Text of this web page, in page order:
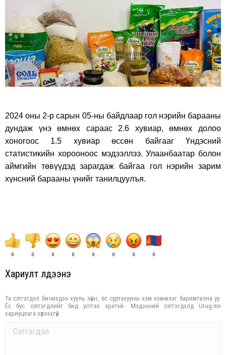
FacebookTwitter
2024 оны 2-р сарын 05-ны байдлаар гол нэрийн барааны
дундаж үнэ өмнөх сараас 2.6 хувиар, өмнөх долоо
хоногоос 1.5 хувиар өссөн байгааг Үндэсний
статистикийн хорооноос мэдээллээ. Улаанбаатар болон
аймгийн төвүүдэд зарагдаж байгаа гол нэрийн зарим
хүнсний барааны үнийг танилцуулъя.
0 0 0 0 0 0 0 0
Хариулт үлдээнэ үү
Та сэтгэгдэл бичихдээ хууль зүйн, ёс суртахууны хэм хэмжээг баримтална уу.
Ёс бус сэтгэгдлийг бид устгах эрхтэй. Мэдээний сэтгэгдэлд Urug.mn
хариуцлага хүлээхгүй.
Comment